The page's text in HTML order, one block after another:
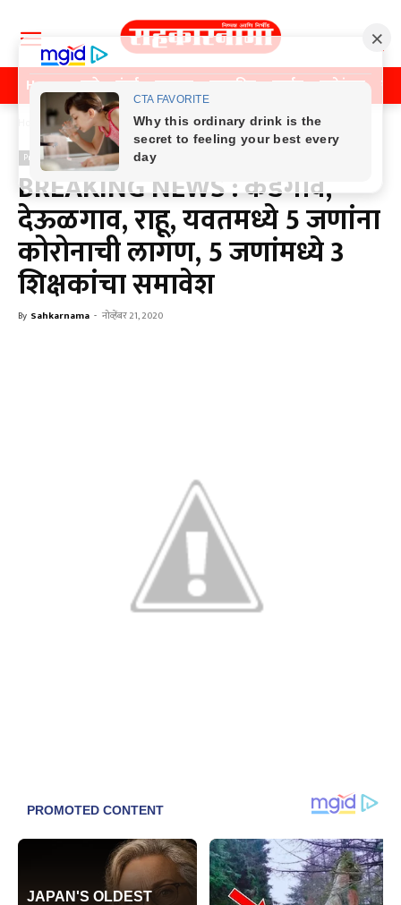
Home पुणे मुंबई महाराष्ट्र राजकीय क्राईम मनोरंजन
Home Previos News
Previos News
BREAKING NEWS : केडगाव,
देऊळगाव, राहू, यवतमध्ये 5 जणांना
कोरोनाची लागण, 5 जणांमध्ये 3
शिक्षकांचा समावेश
By Sahkarnama - नोव्हेंबर 21, 2020